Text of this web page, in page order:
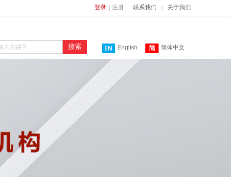
登录 注册 联系我们 关于我们
English 简体中文
搜索